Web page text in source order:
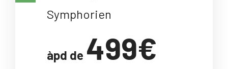
Symphorien
àpd de 499€